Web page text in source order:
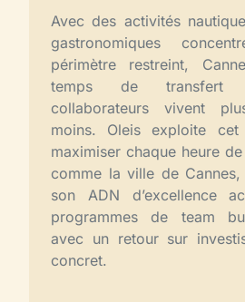
Avec des activités
gastronomiques
périmètre restreint,
temps de transfert
collaborateurs vivent
moins. Oleis exploite cet
maximiser chaque heure
comme la ville de Cannes,
son ADN d’excellence
programmes de team
avec un retour sur
concret.